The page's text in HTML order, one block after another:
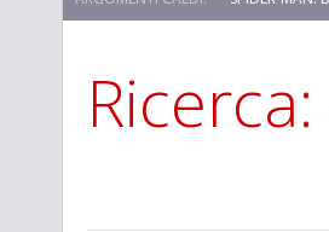
STAR TREK: STRANGE NEW WORLDS